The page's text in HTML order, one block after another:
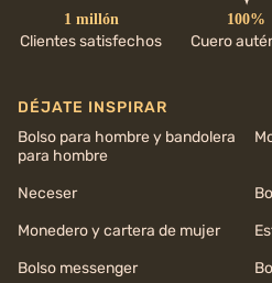
1 millón
Clientes satisfechos
100%
Cuero
DÉJATE INSPIRAR
Bolso para hombre y bandolera
para hombre
Neceser
Monedero y cartera de mujer
Bolso messenger